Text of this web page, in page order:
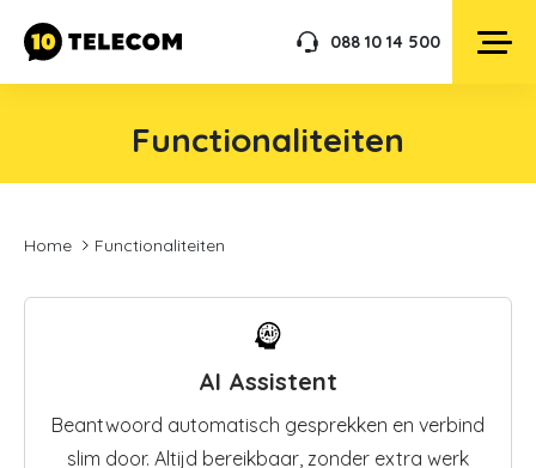
088 10 14 500
Functionaliteiten
Home Functionaliteiten
AI Assistent
Beantwoord automatisch gesprekken en verbind
slim door. Altijd bereikbaar, zonder extra werk